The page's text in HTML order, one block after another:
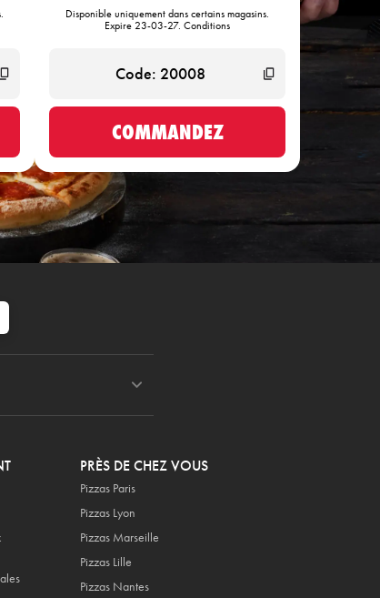
Disponible uniquement dans certains magasins.
Expire 23-03-27. Conditions
COMMANDEZ
PRÈS DE CHEZ VOUS
Pizzas Paris
Pizzas Lyon
Pizzas Marseille
Pizzas Lille
Pizzas Nantes